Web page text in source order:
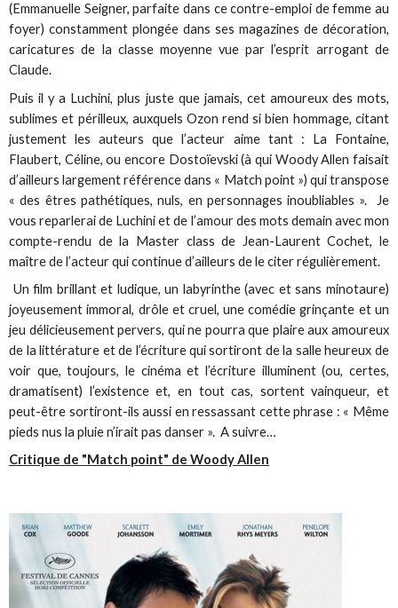
(Emmanuelle Seigner, parfaite dans ce contre-emploi de femme au
foyer) constamment plongée dans ses magazines de décoration,
caricatures de la classe moyenne vue par l’esprit arrogant de
Claude.
Puis il y a Luchini, plus juste que jamais, cet amoureux des mots,
sublimes et périlleux, auxquels Ozon rend si bien hommage, citant
justement les auteurs que l’acteur aime tant : La Fontaine,
Flaubert, Céline, ou encore Dostoïevski (à qui Woody Allen faisait
d’ailleurs largement référence dans « Match point ») qui transpose
« des êtres pathétiques, nuls, en personnages inoubliables ». Je
vous reparlerai de Luchini et de l’amour des mots demain avec mon
compte-rendu de la Master class de Jean-Laurent Cochet, le
maître de l’acteur qui continue d’ailleurs de le citer régulièrement.
Un film brillant et ludique, un labyrinthe (avec et sans minotaure)
joyeusement immoral, drôle et cruel, une comédie grinçante et un
jeu délicieusement pervers, qui ne pourra que plaire aux amoureux
de la littérature et de l’écriture qui sortiront de la salle heureux de
voir que, toujours, le cinéma et l’écriture illuminent (ou, certes,
dramatisent) l’existence et, en tout cas, sortent vainqueur, et
peut-être sortiront-ils aussi en ressassant cette phrase : « Même
pieds nus la pluie n’irait pas danser ». A suivre…
Critique de "Match point" de Woody Allen